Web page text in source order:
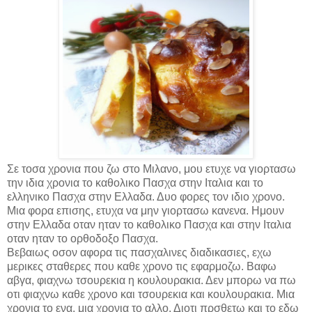
Σε τοσα χρονια που ζω στο Μιλανο, μου ετυχε να γιορτασω
την ιδια χρονια το καθολικο Πασχα στην Ιταλια και το
ελληνικο Πασχα στην Ελλαδα. Δυο φορες τον ιδιο χρονο.
Μια φορα επισης, ετυχα να μην γιορτασω κανενα. Ημουν
στην Ελλαδα οταν ηταν το καθολικο Πασχα και στην Ιταλια
οταν ηταν το ορθοδοξο Πασχα.
Βεβαιως οσον αφορα τις πασχαλινες διαδικασιες, εχω
μερικες σταθερες που καθε χρονο τις εφαρμοζω. Βαφω
αβγα, φιαχνω τσουρεκια η κουλουρακια. Δεν μπορω να πω
οτι φιαχνω καθε χρονο και τσουρεκια και κουλουρακια. Μια
χρονια το ενα, μια χρονια το αλλο. Διοτι πρσθετω και το εδω